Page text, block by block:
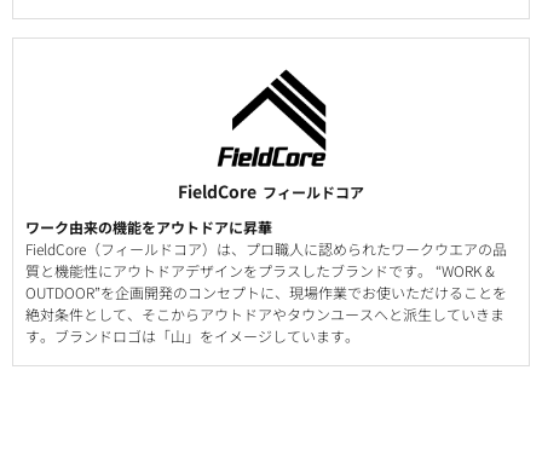
FieldCore フィールドコア
ワーク由来の機能をアウトドアに昇華
FieldCore（フィールドコア）は、プロ職人に認められたワークウエアの品
質と機能性にアウトドアデザインをプラスしたブランドです。 “WORK &
OUTDOOR”を企画開発のコンセプトに、現場作業でお使いただけることを
絶対条件として、そこからアウトドアやタウンユースへと派生していきま
す。ブランドロゴは「山」をイメージしています。